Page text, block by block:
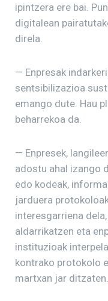
ipintzera ere bai.
digitalean
direla.
— Enpresak
sentsibilizazioa
emango dute. Hau
beharrekoa da.
— Enpresek,
adostu ahal izango
edo kodeak,
jarduera
interesgarriena
aldarrikatzen eta
instituzioak
kontrako protokolo
martxan jar ditzaten.